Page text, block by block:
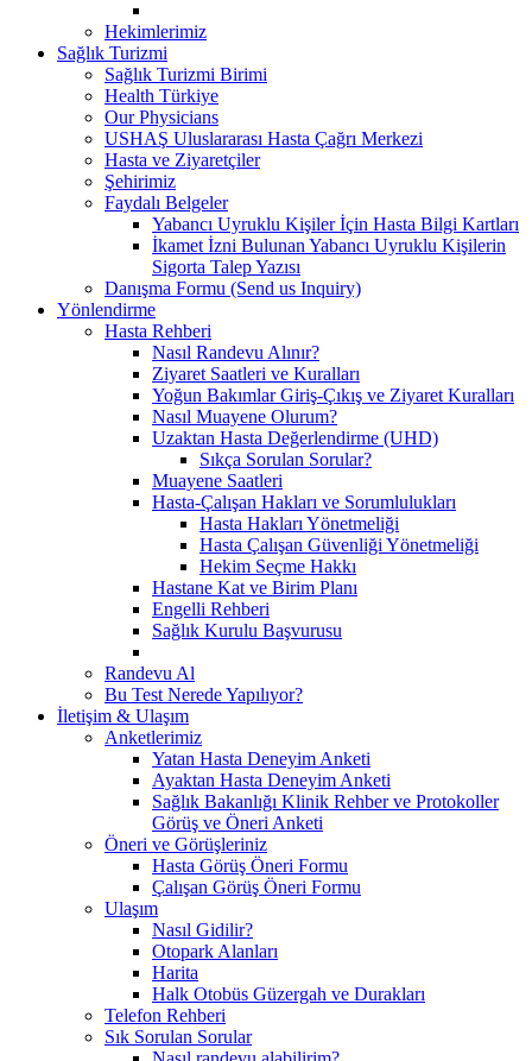
Hekimlerimiz
Sağlık Turizmi
Sağlık Turizmi Birimi
Health Türkiye
Our Physicians
USHAŞ Uluslararası Hasta Çağrı Merkezi
Hasta ve Ziyaretçiler
Şehirimiz
Faydalı Belgeler
Yabancı Uyruklu Kişiler İçin Hasta Bilgi Kartları
İkamet İzni Bulunan Yabancı Uyruklu Kişilerin
Sigorta Talep Yazısı
Danışma Formu (Send us Inquiry)
Yönlendirme
Hasta Rehberi
Nasıl Randevu Alınır?
Ziyaret Saatleri ve Kuralları
Yoğun Bakımlar Giriş-Çıkış ve Ziyaret Kuralları
Nasıl Muayene Olurum?
Uzaktan Hasta Değerlendirme (UHD)
Sıkça Sorulan Sorular?
Muayene Saatleri
Hasta-Çalışan Hakları ve Sorumlulukları
Hasta Hakları Yönetmeliği
Hasta Çalışan Güvenliği Yönetmeliği
Hekim Seçme Hakkı
Hastane Kat ve Birim Planı
Engelli Rehberi
Sağlık Kurulu Başvurusu
Randevu Al
Bu Test Nerede Yapılıyor?
İletişim & Ulaşım
Anketlerimiz
Yatan Hasta Deneyim Anketi
Ayaktan Hasta Deneyim Anketi
Sağlık Bakanlığı Klinik Rehber ve Protokoller
Görüş ve Öneri Anketi
Öneri ve Görüşleriniz
Hasta Görüş Öneri Formu
Çalışan Görüş Öneri Formu
Ulaşım
Nasıl Gidilir?
Otopark Alanları
Harita
Halk Otobüs Güzergah ve Durakları
Telefon Rehberi
Sık Sorulan Sorular